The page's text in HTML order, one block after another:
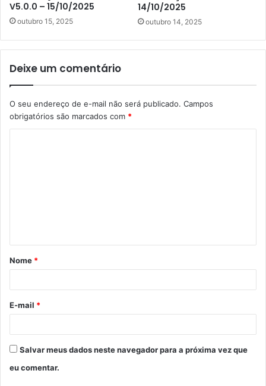
V5.0.0 – 15/10/2025
outubro 15, 2025
14/10/2025
outubro 14, 2025
Deixe um comentário
O seu endereço de e-mail não será publicado. Campos
obrigatórios são marcados com *
á
r
*
Nome *
E-mail *
Salvar meus dados neste navegador para a próxima vez que
eu comentar.